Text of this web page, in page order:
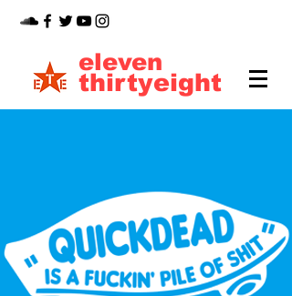
thirtyeight
eleven